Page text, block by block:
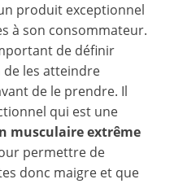
produit exceptionnel
à son consommateur.
de définir
de les atteindre
de le prendre. Il
qui est une
musculaire extrême
permettre de
donc maigre et que